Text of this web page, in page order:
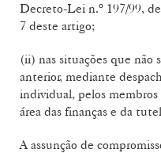
Decreto-Lei n.º 197/99,
7 deste artigo;
(ii) nas situações que não
anterior, mediante
individual, pelos membros
área das finanças e da
A assunção de